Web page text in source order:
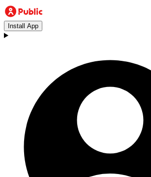
Install App